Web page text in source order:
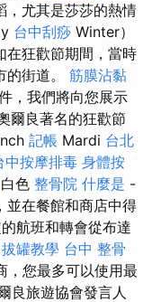
，尤其是莎莎的熱情
台中刮痧 Winter）
在狂歡節期間，當時
街道。 筋膜沾黏
，我們將向您展示
爾良著名的狂歡節
記帳 Mardi 台北
中按摩排毒 身體按
白色 整骨院 什麼是 -
並在餐館和商店中得
航班和轉會從布達
拔罐教學 台中 整骨
，您最多可以使用最
良旅遊協會發言人